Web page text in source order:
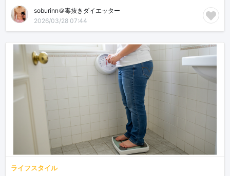
soburinn＠毒抜きダイエッター
2026/03/28 07:44
ライフスタイル